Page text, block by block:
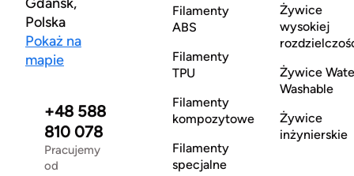
Polska
Pokaż na
mapie
+48 588
810 078
Pracujemy
od
Filamenty
ABS
Filamenty
TPU
Filamenty
kompozytowe
Filamenty
specjalne
Żywice
wysokiej
Żywice
Washable
Żywice
inżynierskie